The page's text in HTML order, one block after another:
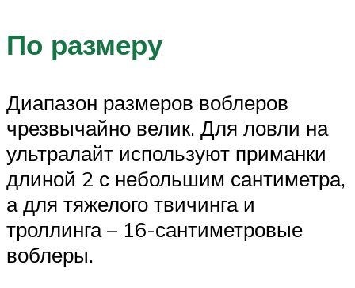
По размеру
Диапазон размеров воблеров
чрезвычайно велик. Для ловли на
ультралайт используют приманки
длиной 2 с небольшим сантиметра,
а для тяжелого твичинга и
троллинга – 16-сантиметровые
воблеры.